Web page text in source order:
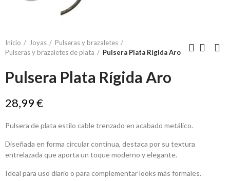
Inicio Joyas
Pulseras y brazaletes
Pulseras y brazaletes de plata
Pulsera Plata Rígida Aro
Pulsera Plata Rígida Aro
28,99 €
Pulsera de plata estilo cable trenzado en acabado metálico.
Diseñada en forma circular continua, destaca por su textura
entrelazada que aporta un toque moderno y elegante.
Ideal para uso diario o para complementar looks más formales.